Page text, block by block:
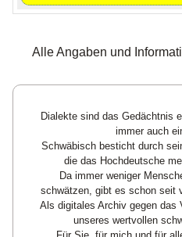
Alle Angaben und
Dialekte sind das Gedächtnis
immer auch
Schwäbisch besticht durch
die das Hochdeutsche
Da immer weniger
schwätzen, gibt es schon seit
Als digitales Archiv gegen das
unseres wertvollen